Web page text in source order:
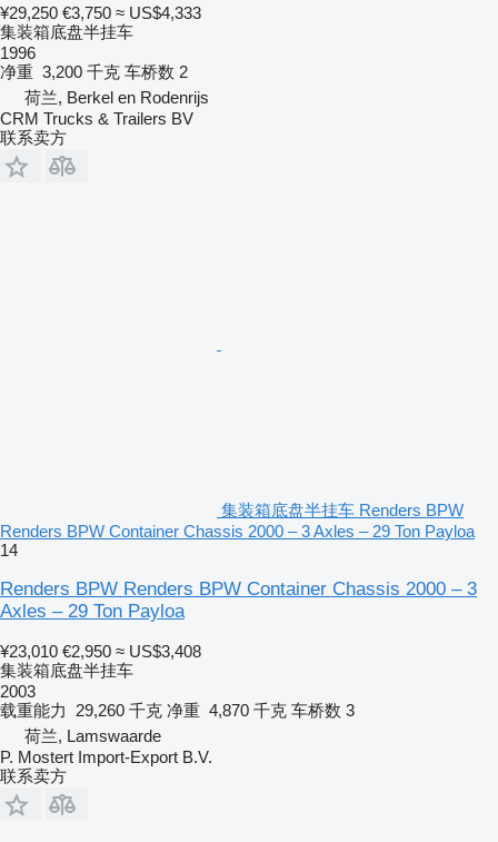
¥29,250 €3,750 ≈ US$4,333
集装箱底盘半挂车
1996
净重 3,200 千克 车桥数 2
荷兰, Berkel en Rodenrijs
CRM Trucks & Trailers BV
联系卖方
集装箱底盘半挂车 Renders BPW
Renders BPW Container Chassis 2000 – 3 Axles – 29 Ton Payloa
14
Renders BPW Renders BPW Container Chassis 2000 – 3
Axles – 29 Ton Payloa
¥23,010 €2,950 ≈ US$3,408
集装箱底盘半挂车
2003
载重能力
29,260 千克 净重 4,870 千克 车桥数 3
荷兰, Lamswaarde
P. Mostert Import-Export B.V.
联系卖方